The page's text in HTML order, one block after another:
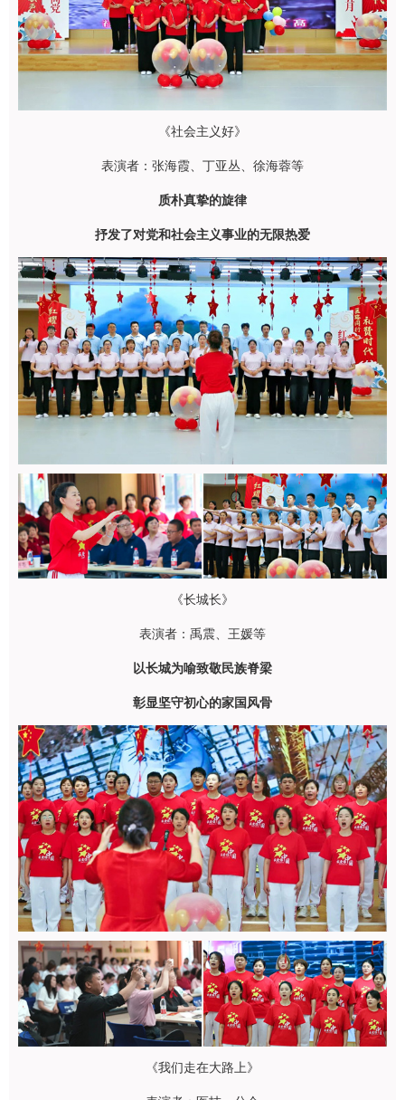
《社会主义好》
表演者：张海霞、丁亚丛、徐海蓉等
质朴真挚的旋律
抒发了对党和社会主义事业的无限热爱
《长城长》
表演者：禹震、 王媛等
以长城为喻致敬民族脊梁
彰显坚守初心的家国风骨
《我们走在大路上》